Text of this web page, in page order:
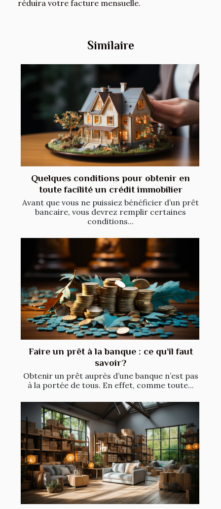
réduira votre facture mensuelle.
Similaire
Quelques conditions pour obtenir en
toute facilité un crédit immobilier
Avant que vous ne puissiez bénéficier d’un prêt
bancaire, vous devrez remplir certaines
conditions...
Faire un prêt à la banque : ce qu’il faut
savoir?
Obtenir un prêt auprès d’une banque n’est pas
à la portée de tous. En effet, comme toute...